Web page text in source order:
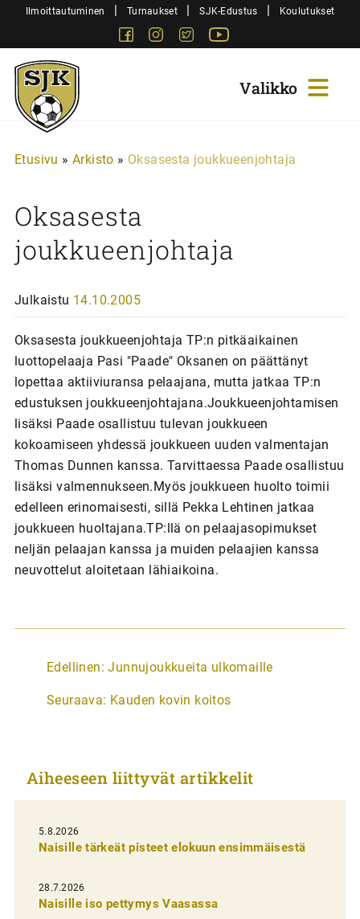
SiirryIlmoittautuminen | Turnaukset | SJK-Edustus | Koulutukset
FacebookInstagram
Twitter
Sjk-
Juniorit
Etusivu » Arkisto » Oksasesta joukkueenjohtaja
Oksasesta
joukkueenjohtaja
Julkaistu 14.10.2005
Oksasesta joukkueenjohtaja TP:n pitkäaikainen
luottopelaaja Pasi "Paade" Oksanen on päättänyt
lopettaa aktiiviuransa pelaajana, mutta jatkaa TP:n
edustuksen joukkueenjohtajana.Joukkueenjohtamisen
lisäksi Paade osallistuu tulevan joukkueen
kokoamiseen yhdessä joukkueen uuden valmentajan
Thomas Dunnen kanssa. Tarvittaessa Paade osallistuu
lisäksi valmennukseen.Myös joukkueen huolto toimii
edelleen erinomaisesti, sillä Pekka Lehtinen jatkaa
joukkueen huoltajana.TP:llä on pelaajasopimukset
neljän pelaajan kanssa ja muiden pelaajien kanssa
neuvottelut aloitetaan lähiaikoina.
A
t
k
e
l
i
e
n
Edellinen: Junnujoukkueita ulkomaille
Seuraava: Kauden kovin koitos
Aiheeseen liittyvät artikkelit
5.8.2026
Naisille tärkeät pisteet elokuun ensimmäisestä
28.7.2026
Naisille iso pettymys Vaasassa